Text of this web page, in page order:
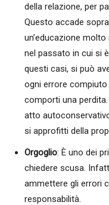
della relazione, per
Questo accade
un’educazione
nel passato in cui si
questi casi, si può
ogni errore
comporti una
atto
si approfitti della
Orgoglio: È uno dei
chiedere scusa.
ammettere gli errori
responsabilità.